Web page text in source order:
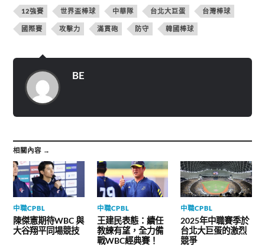
w
i
t
t
e
在
視
窗
中
開
啟
)
分
享
至
F
a
b
中
)
分
享
到
T
e
g
中
)
12強賽 世界盃棒球 中華隊 台北大巨蛋 台灣棒球
國際賽 攻擊力 滿貫砲 防守 韓國棒球
BE
相關內容 →
中職CPBL
陳傑憲期待WBC 與
大谷翔平同場競技
中職CPBL
王建民表態：續任
教練有望，全力備
戰WBC經典賽！
中職CPBL
2025年中職賽季於
台北大巨蛋的激烈
競爭